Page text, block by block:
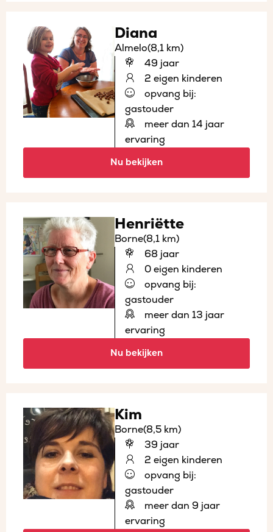
Diana
Almelo(8,1 km)
49 jaar
2 eigen kinderen
opvang bij:
gastouder
meer dan 14 jaar
ervaring
Nu bekijken
Henriëtte
Borne(8,1 km)
68 jaar
0 eigen kinderen
opvang bij:
gastouder
meer dan 13 jaar
ervaring
Nu bekijken
Kim
Borne(8,5 km)
39 jaar
2 eigen kinderen
opvang bij:
gastouder
meer dan 9 jaar
ervaring